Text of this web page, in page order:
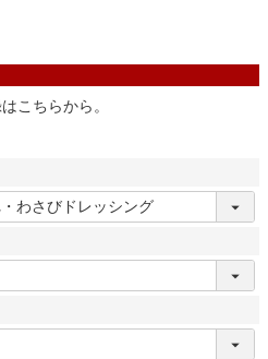
こちらから。